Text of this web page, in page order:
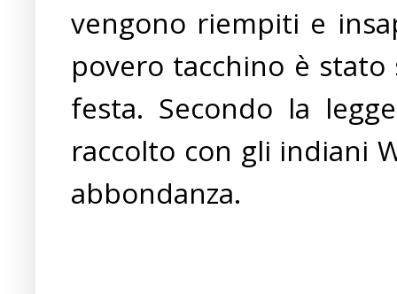
vengono riempiti e
povero tacchino è
festa. Secondo la
raccolto con gli indiani
abbondanza.